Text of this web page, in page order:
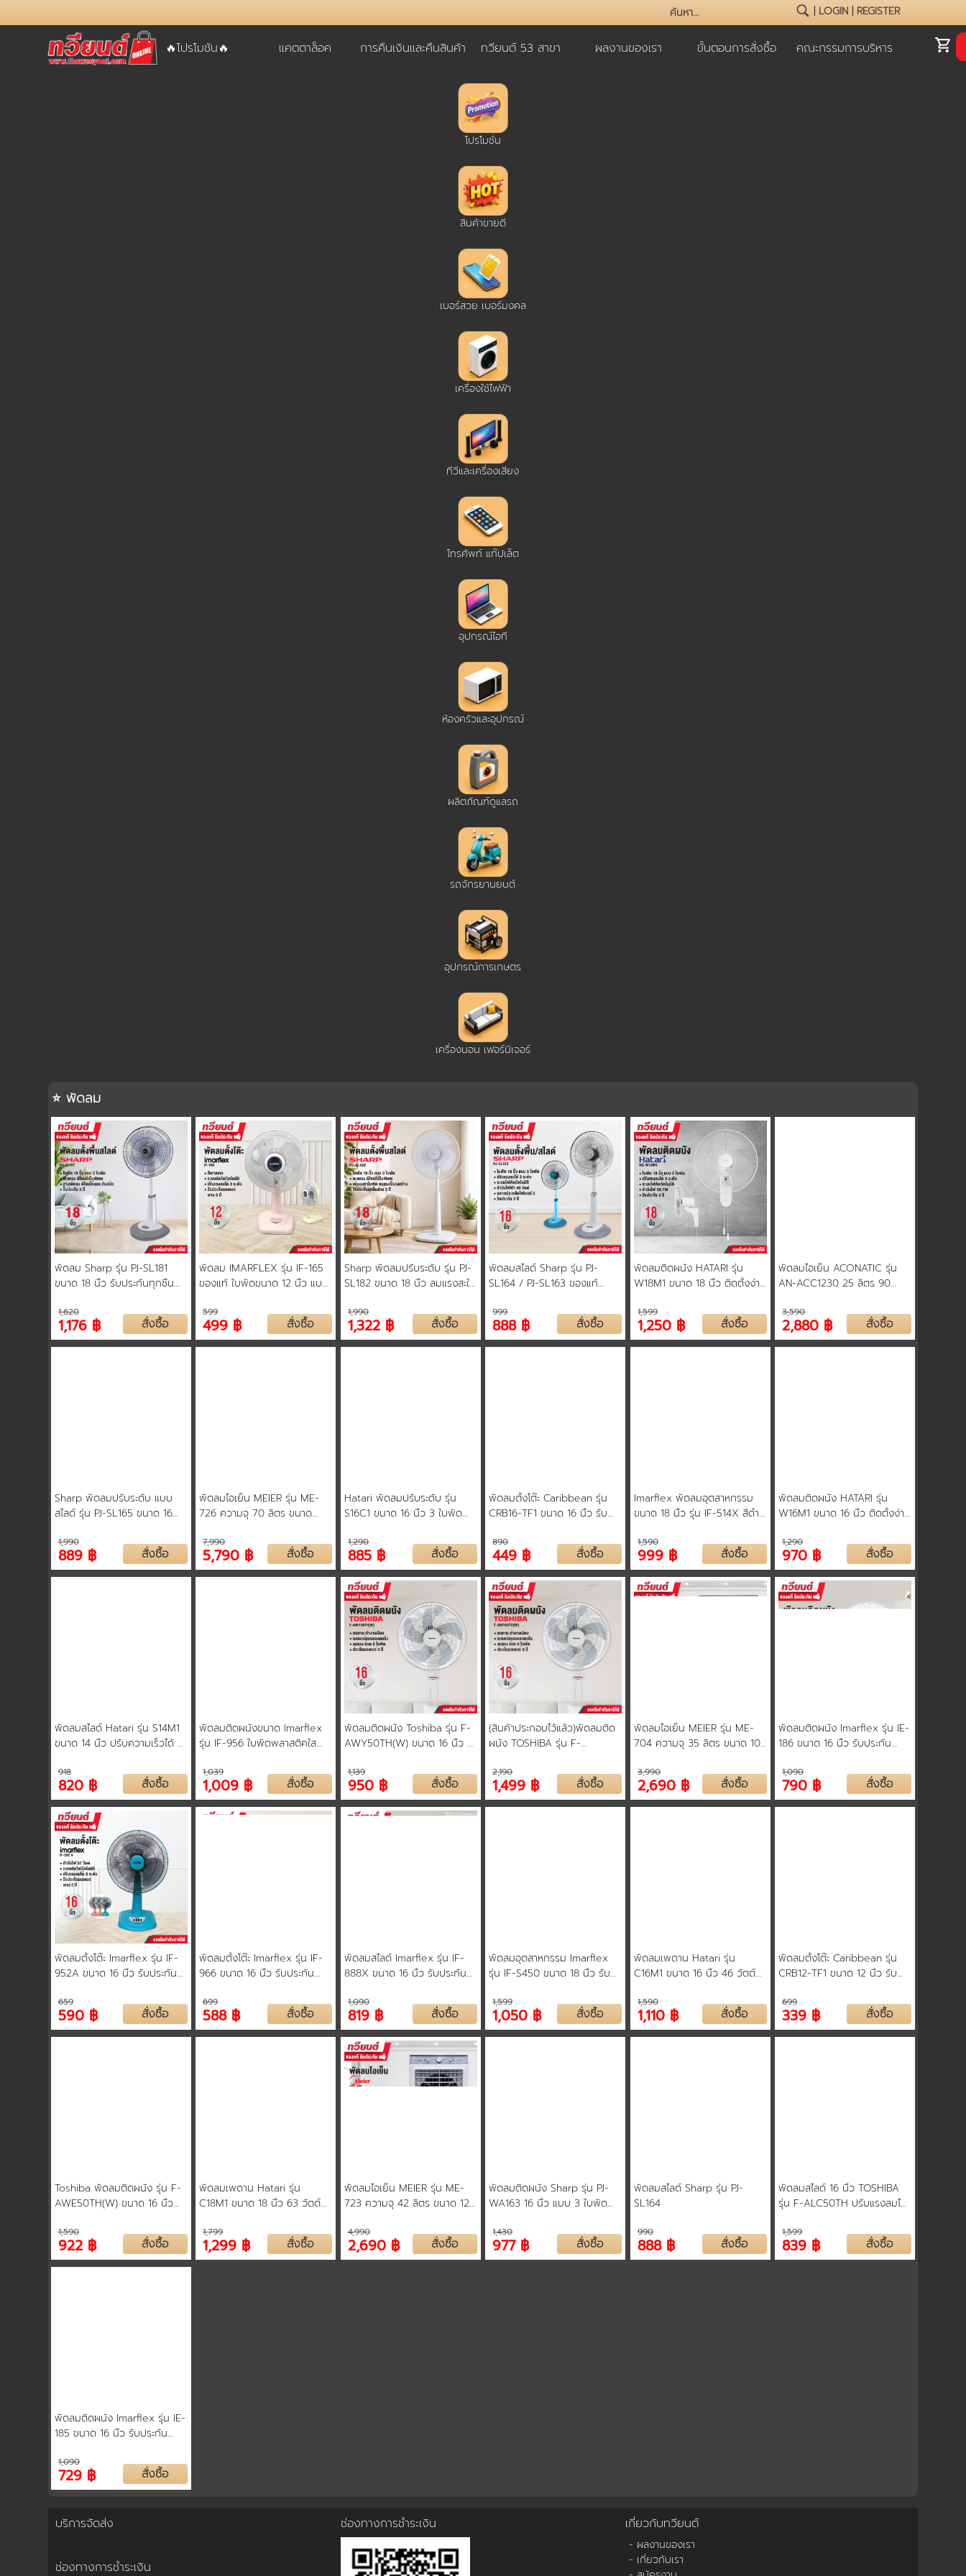
LOGIN REGISTER
🔥โปรโมชัน🔥 แคตตาล็อค การคืนเงินและคืนสินค้า ทวียนต์ 53 สาขา ผลงานของเรา ขั้นตอนการสั่งซื้อ คณะกรรมการบริหาร
โปรโมชั่น
สินค้าขายดี
เบอร์สวย เบอร์มงคล
เครื่องใช้ไฟฟ้า
ทีวีและเครื่องเสียง
โทรศัพท์ แท๊ปเล็ต
อุปกรณ์ไอที
ห้องครัวและอุปกรณ์
ผลิตภัณฑ์ดูแลรถ
รถจักรยานยนต์
อุปกรณ์การเกษตร
เครื่องนอน เฟอร์นิเจอร์
⭐ พัดลม
พัดลม Sharp รุ่น PJ-SL181
ขนาด 18 นิ้ว รับประกันทุกชิ้น
เลื่อนขึ้น-ลงได้อย่างสะดวกสบาย
1,620
1,176 ฿ สั่งซื้อ
พัดลม IMARFLEX รุ่น IF-165
ของแท้ ใบพัดขนาด 12 นิ้ว แบบ
สินค้ารับประกัน 3 ปี
599
499 ฿ สั่งซื้อ
Sharp พัดลมปรับระดับ รุ่น PJ-
SL182 ขนาด 18 นิ้ว ลมแรงสะใจ
ประกันทุกชิ้นส่วน 3 ปี
1,990
1,322 ฿ สั่งซื้อ
พัดลมสไลด์ Sharp รุ่น PJ-
SL164 / PJ-SL163 ของแท้
ใบพัด รับประกันคุณภาพ สินค้า
รับประกัน 3 ปี
999
888 ฿ สั่งซื้อ
พัดลมติดผนัง HATARI รุ่น
W18M1 ขนาด 18 นิ้ว ติดตั้งง่าย
ขาว/ดำ
1,599
1,250 ฿ สั่งซื้อ
พัดลมไอเย็น ACONATIC รุ่น
AN-ACC1230 25 ลิตร 90
รับประกัน 2 ปี
3,590
2,880 ฿ สั่งซื้อ
Sharp พัดลมปรับระดับ แบบ
สไลด์ รุ่น PJ-SL165 ขนาด 16
ประกันทุกชิ้นส่วน 3 ปี
1,990
889 ฿ สั่งซื้อ
พัดลมไอเย็น MEIER รุ่น ME-
726 ความจุ 70 ลิตร ขนาด
เคลื่อนย้ายง่าย รับประกัน 2 ปี
7,990
5,790 ฿ สั่งซื้อ
Hatari พัดลมปรับระดับ รุ่น
S16C1 ขนาด 16 นิ้ว 3 ใบพัด
อัตโนมัติ รับประกัน 3 ปี
1,290
885 ฿ สั่งซื้อ
พัดลมตั้งโต๊ะ Caribbean รุ่น
CRB16-TF1 ขนาด 16 นิ้ว รับ
890
449 ฿ สั่งซื้อ
Imarflex พัดลมอุตสาหกรรม
ขนาด 18 นิ้ว รุ่น IF-514X สีดำ
ทั่วถึง รับประกันสินค้า 2 ปี
1,590
999 ฿ สั่งซื้อ
พัดลมติดผนัง HATARI รุ่น
W16M1 ขนาด 16 นิ้ว ติดตั้งง่าย
1,290
970 ฿ สั่งซื้อ
พัดลมสไลด์ Hatari รุ่น S14M1
ขนาด 14 นิ้ว ปรับความเร็วได้ 3
ปี คละสี
918
820 ฿ สั่งซื้อ
พัดลมติดผนังขนาด Imarflex
รุ่น IF-956 ใบพัดพลาสติคใส
ปี1,039
1,009 ฿ สั่งซื้อ
พัดลมติดผนัง Toshiba รุ่น F-
AWY50TH(W) ขนาด 16 นิ้ว 5
สูงสุด 3 ระดับ รับประกัน 3 ปี
1,139
950 ฿ สั่งซื้อ
(สินค้าประกอบไว้แล้ว)พัดลมติด
ผนัง TOSHIBA รุ่น F-
รับประกันมอเตอร์ 3 ปี
2,190
1,499 ฿ สั่งซื้อ
พัดลมไอเย็น MEIER รุ่น ME-
704 ความจุ 35 ลิตร ขนาด 100
เคลื่อนย้ายง่าย รับประกัน 2 ปี
3,990
2,690 ฿ สั่งซื้อ
พัดลมติดผนัง Imarflex รุ่น IE-
186 ขนาด 16 นิ้ว รับประกัน
1,090
790 ฿ สั่งซื้อ
พัดลมตั้งโต๊ะ Imarflex รุ่น IF-
952A ขนาด 16 นิ้ว รับประกัน
659
590 ฿ สั่งซื้อ
พัดลมตั้งโต๊ะ Imarflex รุ่น IF-
966 ขนาด 16 นิ้ว รับประกัน
699
588 ฿ สั่งซื้อ
พัดลมสไลด์ Imarflex รุ่น IF-
888X ขนาด 16 นิ้ว รับประกัน
1,090
819 ฿ สั่งซื้อ
พัดลมอุตสาหกรรม Imarflex
รุ่น IF-S450 ขนาด 18 นิ้ว รับ
1,599
1,050 ฿ สั่งซื้อ
พัดลมเพดาน Hatari รุ่น
C16M1 ขนาด 16 นิ้ว 46 วัตต์
ปี1,590
1,110 ฿ สั่งซื้อ
พัดลมตั้งโต๊ะ Caribbean รุ่น
CRB12-TF1 ขนาด 12 นิ้ว รับ
699
339 ฿ สั่งซื้อ
Toshiba พัดลมติดผนัง รุ่น F-
AWE50TH(W) ขนาด 16 นิ้ว
รับประกันตัวเครื่องและมอเตอร์
พัดลม 5 ปี
1,590
922 ฿ สั่งซื้อ
พัดลมเพดาน Hatari รุ่น
C18M1 ขนาด 18 นิ้ว 63 วัตต์
ปี1,799
1,299 ฿ สั่งซื้อ
พัดลมไอเย็น MEIER รุ่น ME-
723 ความจุ 42 ลิตร ขนาด 125
เคลื่อนย้ายง่าย รับประกัน 2 ปี
4,990
2,690 ฿ สั่งซื้อ
พัดลมติดผนัง Sharp รุ่น PJ-
WA163 16 นิ้ว แบบ 3 ใบพัด
อย่างทั่วถึง รับประกันทุกชิ้นส่วน
3 ปี
1,430
977 ฿ สั่งซื้อ
พัดลมสไลด์ Sharp รุ่น PJ-
SL164
990
888 ฿ สั่งซื้อ
พัดลมสไลด์ 16 นิ้ว TOSHIBA
รุ่น F-ALC50TH ปรับแรงลมได้
และมอเตอร์พัดลม 5 ปี
1,599
839 ฿ สั่งซื้อ
พัดลมติดผนัง Imarflex รุ่น IE-
185 ขนาด 16 นิ้ว รับประกัน
1,090
729 ฿ สั่งซื้อ
บริการจัดส่ง
ช่องทางการชำระเงิน
ช่องทางการชำระเงิน เกี่ยวกับทวียนต์
- ผลงานของเรา
- เกี่ยวกับเรา
username